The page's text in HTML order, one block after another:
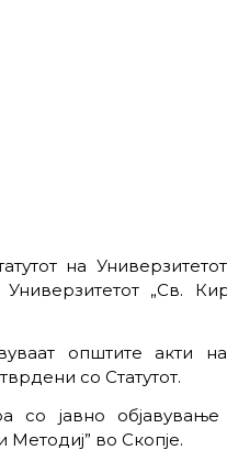
на
Универзитетот „Св.
општите акти
со Статутот.
со јавно
Методиј” во Скопје.